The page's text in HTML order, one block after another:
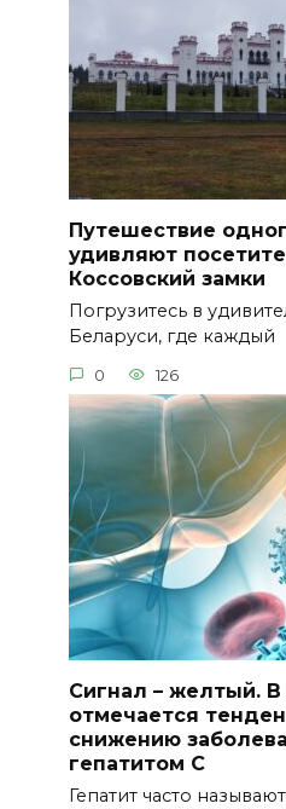
Путешествие
удивляют
Коссовский замки
Погрузитесь в
Беларуси, где каждый
0 126
Сигнал – желтый. В
отмечается
снижению
гепатитом С
Гепатит часто